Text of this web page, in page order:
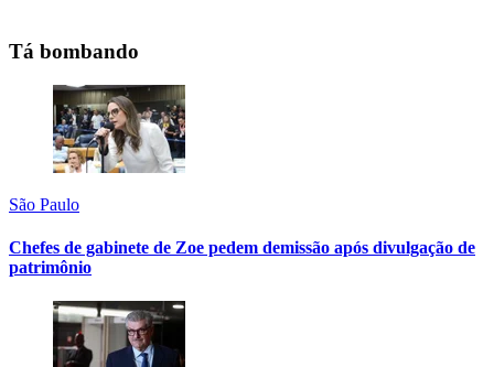
Tá bombando
São Paulo
Chefes de gabinete de Zoe pedem demissão após divulgação de
patrimônio